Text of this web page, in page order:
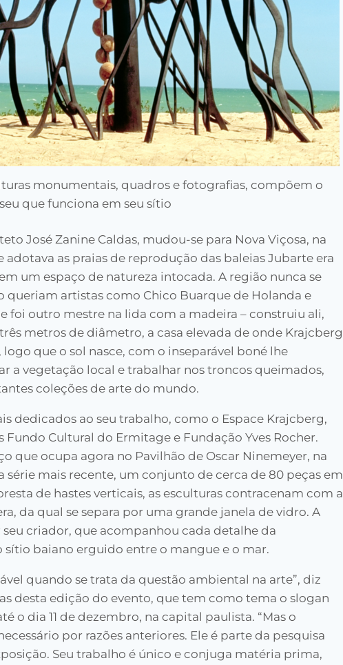
monumentais, quadros e fotografias, compõem o
que funciona em seu sítio
José Zanine Caldas, mudou-se para Nova Viçosa, na
adotava as praias de reprodução das baleias Jubarte era
um espaço de natureza intocada. A região nunca se
artistas como Chico Buarque de Holanda e
foi outro mestre na lida com a madeira – construiu ali,
metros de diâmetro, a casa elevada de onde Krajcberg
que o sol nasce, com o inseparável boné lhe
a vegetação local e trabalhar nos troncos queimados,
coleções de arte do mundo.
dedicados ao seu trabalho, como o Espace Krajcberg,
Fundo Cultural do Ermitage e Fundação Yves Rocher.
que ocupa agora no Pavilhão de Oscar Ninemeyer, na
série mais recente, um conjunto de cerca de 80 peças em
de hastes verticais, as esculturas contracenam com a
da qual se separa por uma grande janela de vidro. A
criador, que acompanhou cada detalhe da
baiano erguido entre o mangue e o mar.
quando se trata da questão ambiental na arte”, diz
desta edição do evento, que tem como tema o slogan
o dia 11 de dezembro, na capital paulista. “Mas o
por razões anteriores. Ele é parte da pesquisa
Seu trabalho é único e conjuga matéria prima,